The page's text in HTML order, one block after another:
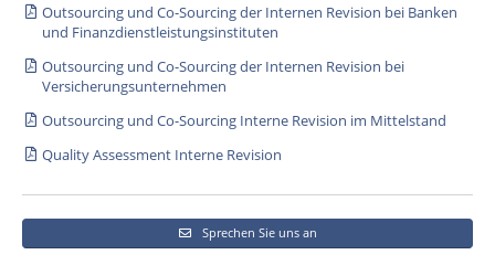
Outsourcing und Co-Sourcing der Internen Revision bei Banken
und Finanzdienstleistungsinstituten
Outsourcing und Co-Sourcing der Internen Revision bei
Versicherungsunternehmen
Outsourcing und Co-Sourcing Interne Revision im Mittelstand
Quality Assessment Interne Revision
Sprechen Sie uns an